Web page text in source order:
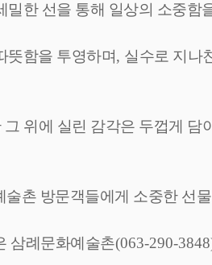
밀한 선을 통해 일상의 소중함
뜻함을 투영하며, 실수로 지나
위에 실린 감각은 두껍게 담
촌 방문객들에게 소중한 선
삼례문화예술촌(063-290-